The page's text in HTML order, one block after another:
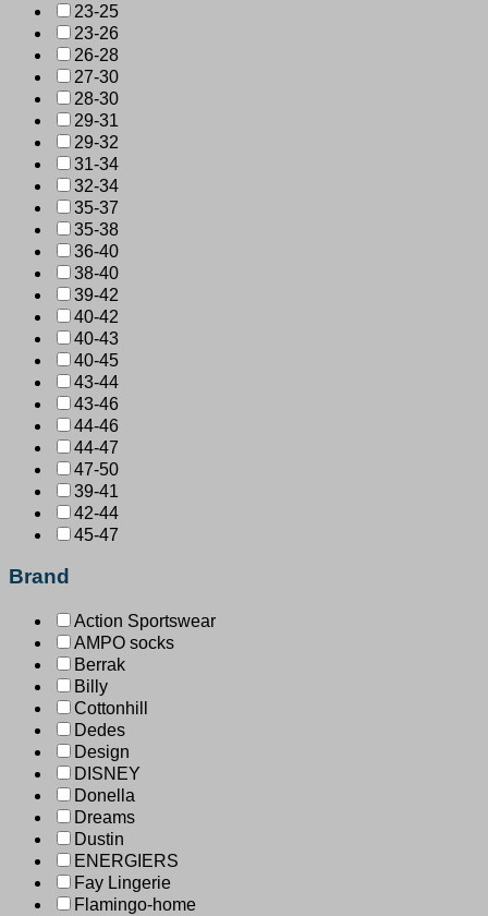
23-25
23-26
26-28
27-30
28-30
29-31
29-32
31-34
32-34
35-37
35-38
36-40
38-40
39-42
40-42
40-43
40-45
43-44
43-46
44-46
44-47
47-50
39-41
42-44
45-47
Brand
Action Sportswear
AMPO socks
Berrak
Billy
Cottonhill
Dedes
Design
DISNEY
Donella
Dreams
Dustin
ENERGIERS
Fay Lingerie
Flamingo-home